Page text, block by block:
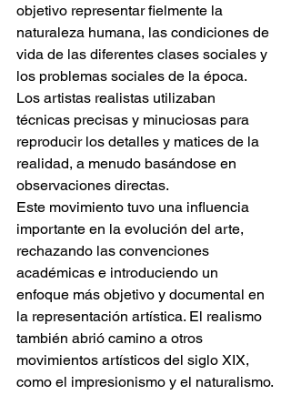
objetivo representar fielmente la
naturaleza humana, las condiciones de
vida de las diferentes clases sociales y
los problemas sociales de la época.
Los artistas realistas utilizaban
técnicas precisas y minuciosas para
reproducir los detalles y matices de la
realidad, a menudo basándose en
observaciones directas.
Este movimiento tuvo una influencia
importante en la evolución del arte,
rechazando las convenciones
académicas e introduciendo un
enfoque más objetivo y documental en
la representación artística. El realismo
también abrió camino a otros
movimientos artísticos del siglo XIX,
como el impresionismo y el naturalismo.